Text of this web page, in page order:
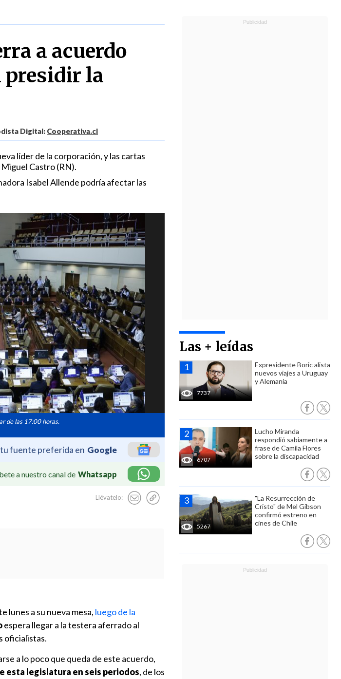
a acuerdo
la
Digital: Cooperativa.cl
líder de la corporación, y las cartas
Castro (RN).
Isabel Allende podría afectar las
de las 17:00 horas.
fuente preferida en Google
a nuestro canal de Whatsapp
Llévatelo:
Las + leídas
7737
Expresidente Boric alista
nuevos viajes a Uruguay
y Alemania
6707
Lucho Miranda
respondió sabiamente a
frase de Camila Flores
sobre la discapacidad
5267
"La Resurrección de
Cristo" de Mel Gibson
confirmó estreno en
cines de Chile
lunes a su nueva mesa, luego de la
espera llegar a la testera aferrado al
oficialistas.
a lo poco que queda de este acuerdo,
esta legislatura en seis periodos, de los